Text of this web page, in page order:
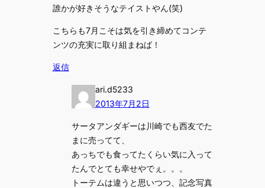
誰かが好きそうなテイストやん(笑)
こちらも7月こそは気を引き締めてコンテ
ンツの充実に取り組まねば！
返信
ari.d5233
2013年7月2日
サータアンダギーは川崎でも西友でた
まに売ってて、
あっちでも食ってたくらい気に入って
たんでとても幸せやでぇ。。。
トーテムは違うと思いつつ、記念写真